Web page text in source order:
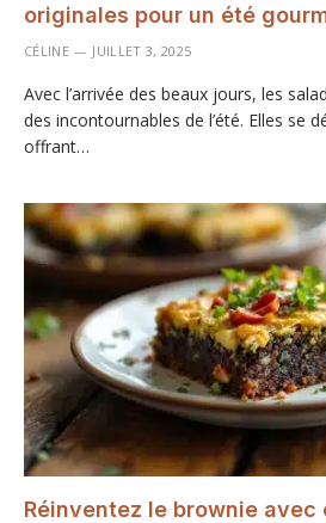
originales pour un été
CÉLINE JUILLET 3, 2025
Avec l’arrivée des beaux jours, les
des incontournables de l’été. Elles se
offrant…
Réinventez le brownie